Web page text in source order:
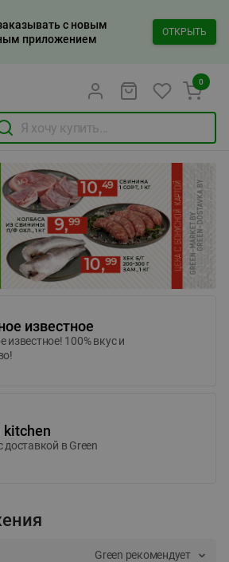
с новым
приложением
ОТКРЫТЬ
0
известное
известное! 100% вкус и
kitchen
доставкой в Green
Green рекомендует